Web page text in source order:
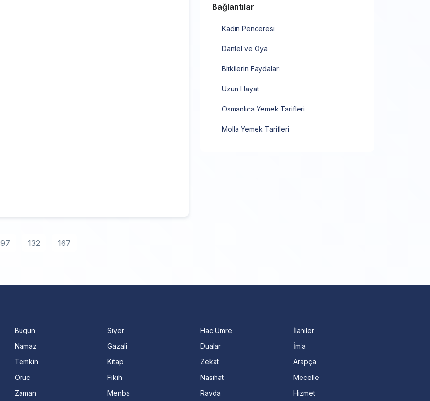
97 132 167
Bağlantılar
Kadın Penceresi
Dantel ve Oya
Bitkilerin Faydaları
Uzun Hayat
Osmanlıca Yemek Tarifleri
Molla Yemek Tarifleri
Bugun
Namaz
Temkin
Oruc
Zaman
Siyer
Gazali
Kitap
Fıkıh
Menba
Hac Umre
Dualar
Zekat
Nasihat
Ravda
İlahiler
İmla
Arapça
Mecelle
Hizmet